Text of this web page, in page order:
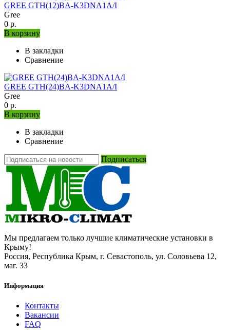
GREE GTH(12)BA-K3DNA1A/I
Gree
0 р.
В корзину
В закладки
Сравнение
GREE GTH(24)BA-K3DNA1A/I
Gree
0 р.
В корзину
В закладки
Сравнение
Подписаться
Мы предлагаем только лучшие климатические установки в
Крыму!
Россия, Республика Крым, г. Севастополь, ул. Соловьева 12,
маг. 33
Информация
Контакты
Вакансии
FAQ